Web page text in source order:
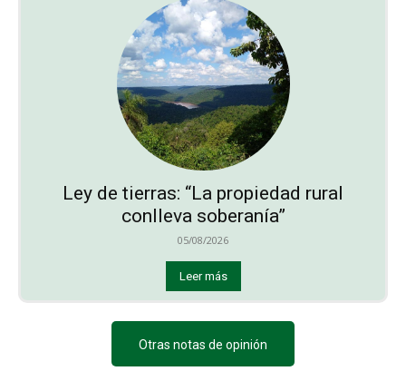
Ley de tierras: “La propiedad rural
conlleva soberanía”
05/08/2026
Leer más
Otras notas de opinión